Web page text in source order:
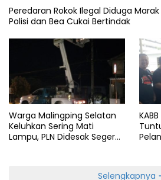
Peredaran Rokok Ilegal Diduga
Polisi dan Bea Cukai Bertindak
Warga Malingping Selatan
Keluhkan Sering Mati
Lampu, PLN Didesak Segera
Selengkapnya